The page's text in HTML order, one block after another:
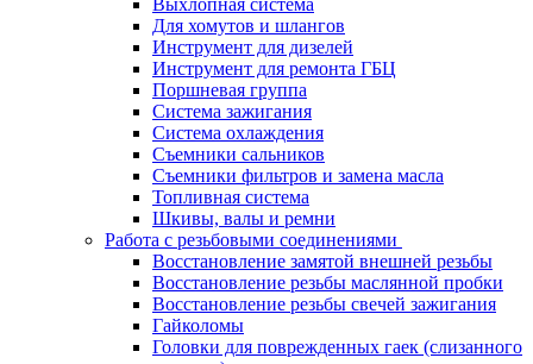
Выхлопная система
Для хомутов и шлангов
Инструмент для дизелей
Инструмент для ремонта ГБЦ
Поршневая группа
Система зажигания
Система охлаждения
Съемники сальников
Съемники фильтров и замена масла
Топливная система
Шкивы, валы и ремни
Работа с резьбовыми соединениями
Восстановление замятой внешней резьбы
Восстановление резьбы маслянной пробки
Восстановление резьбы свечей зажигания
Гайколомы
Головки для поврежденных гаек (слизанного